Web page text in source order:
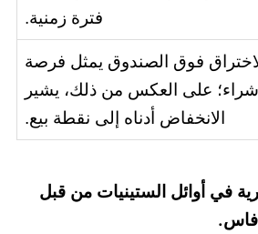
فترة زمنية.
فوق الصندوق يمثل فرصة
شراء؛ على العكس من ذلك، يشير
الانخفاض أدناه إلى نقطة بيع.
في أوائل الستينيات من قبل